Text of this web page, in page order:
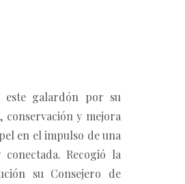
este galardón por su
conservación y mejora
en el impulso de una
Recogió la
su Consejero de